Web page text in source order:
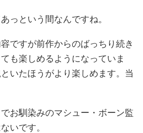
っという間なんですね。
ですが前作からのばっちり続き
も楽しめるようになっていま
いたほうがより楽しめます。当
でお馴染みのマシュー・ボーン監
いです。